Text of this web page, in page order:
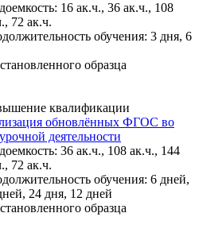
16 ак.ч., 36 ак.ч., 108
72 ак.ч.
обучения: 3 дня, 6
образца
квалификации
обновлённых ФГОС во
деятельности
36 ак.ч., 108 ак.ч., 144
72 ак.ч.
обучения: 6 дней,
24 дня, 12 дней
образца